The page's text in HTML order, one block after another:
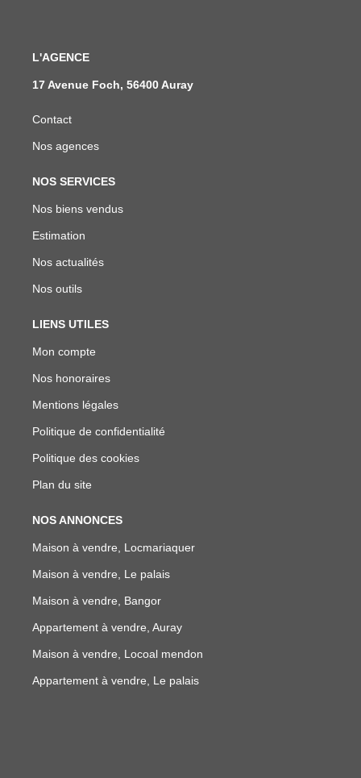
L'AGENCE
17 Avenue Foch, 56400 Auray
Contact
Nos agences
NOS SERVICES
Nos biens vendus
Estimation
Nos actualités
Nos outils
LIENS UTILES
Mon compte
Nos honoraires
Mentions légales
Politique de confidentialité
Politique des cookies
Plan du site
NOS ANNONCES
Maison à vendre, Locmariaquer
Maison à vendre, Le palais
Maison à vendre, Bangor
Appartement à vendre, Auray
Maison à vendre, Locoal mendon
Appartement à vendre, Le palais